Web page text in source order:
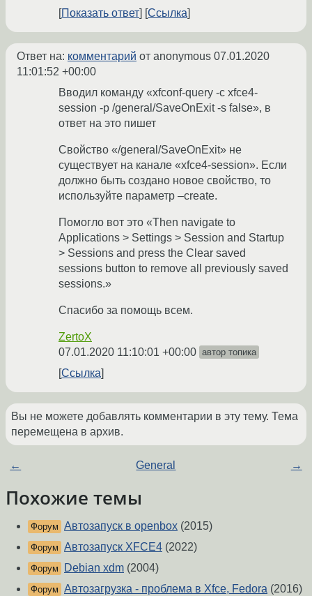
Показать ответ
Ссылка
Ответ на: комментарий от anonymous 07.01.2020
11:01:52 +00:00
Вводил команду «xfconf-query -c xfce4-
session -p /general/SaveOnExit -s false», в
ответ на это пишет
Свойство «/general/SaveOnExit» не
существует на канале «xfce4-session». Если
должно быть создано новое свойство, то
используйте параметр –create.
Помогло вот это «Then navigate to
Applications > Settings > Session and Startup
> Sessions and press the Clear saved
sessions button to remove all previously saved
sessions.»
Спасибо за помощь всем.
ZertoX
07.01.2020 11:10:01 +00:00 автор топика
Ссылка
Вы не можете добавлять комментарии в эту тему. Тема
перемещена в архив.
← General →
Похожие темы
Форум Автозапуск в openbox (2015)
Форум Автозапуск XFCE4 (2022)
Форум Debian xdm (2004)
Форум Автозагрузка - проблема в Xfce, Fedora (2016)